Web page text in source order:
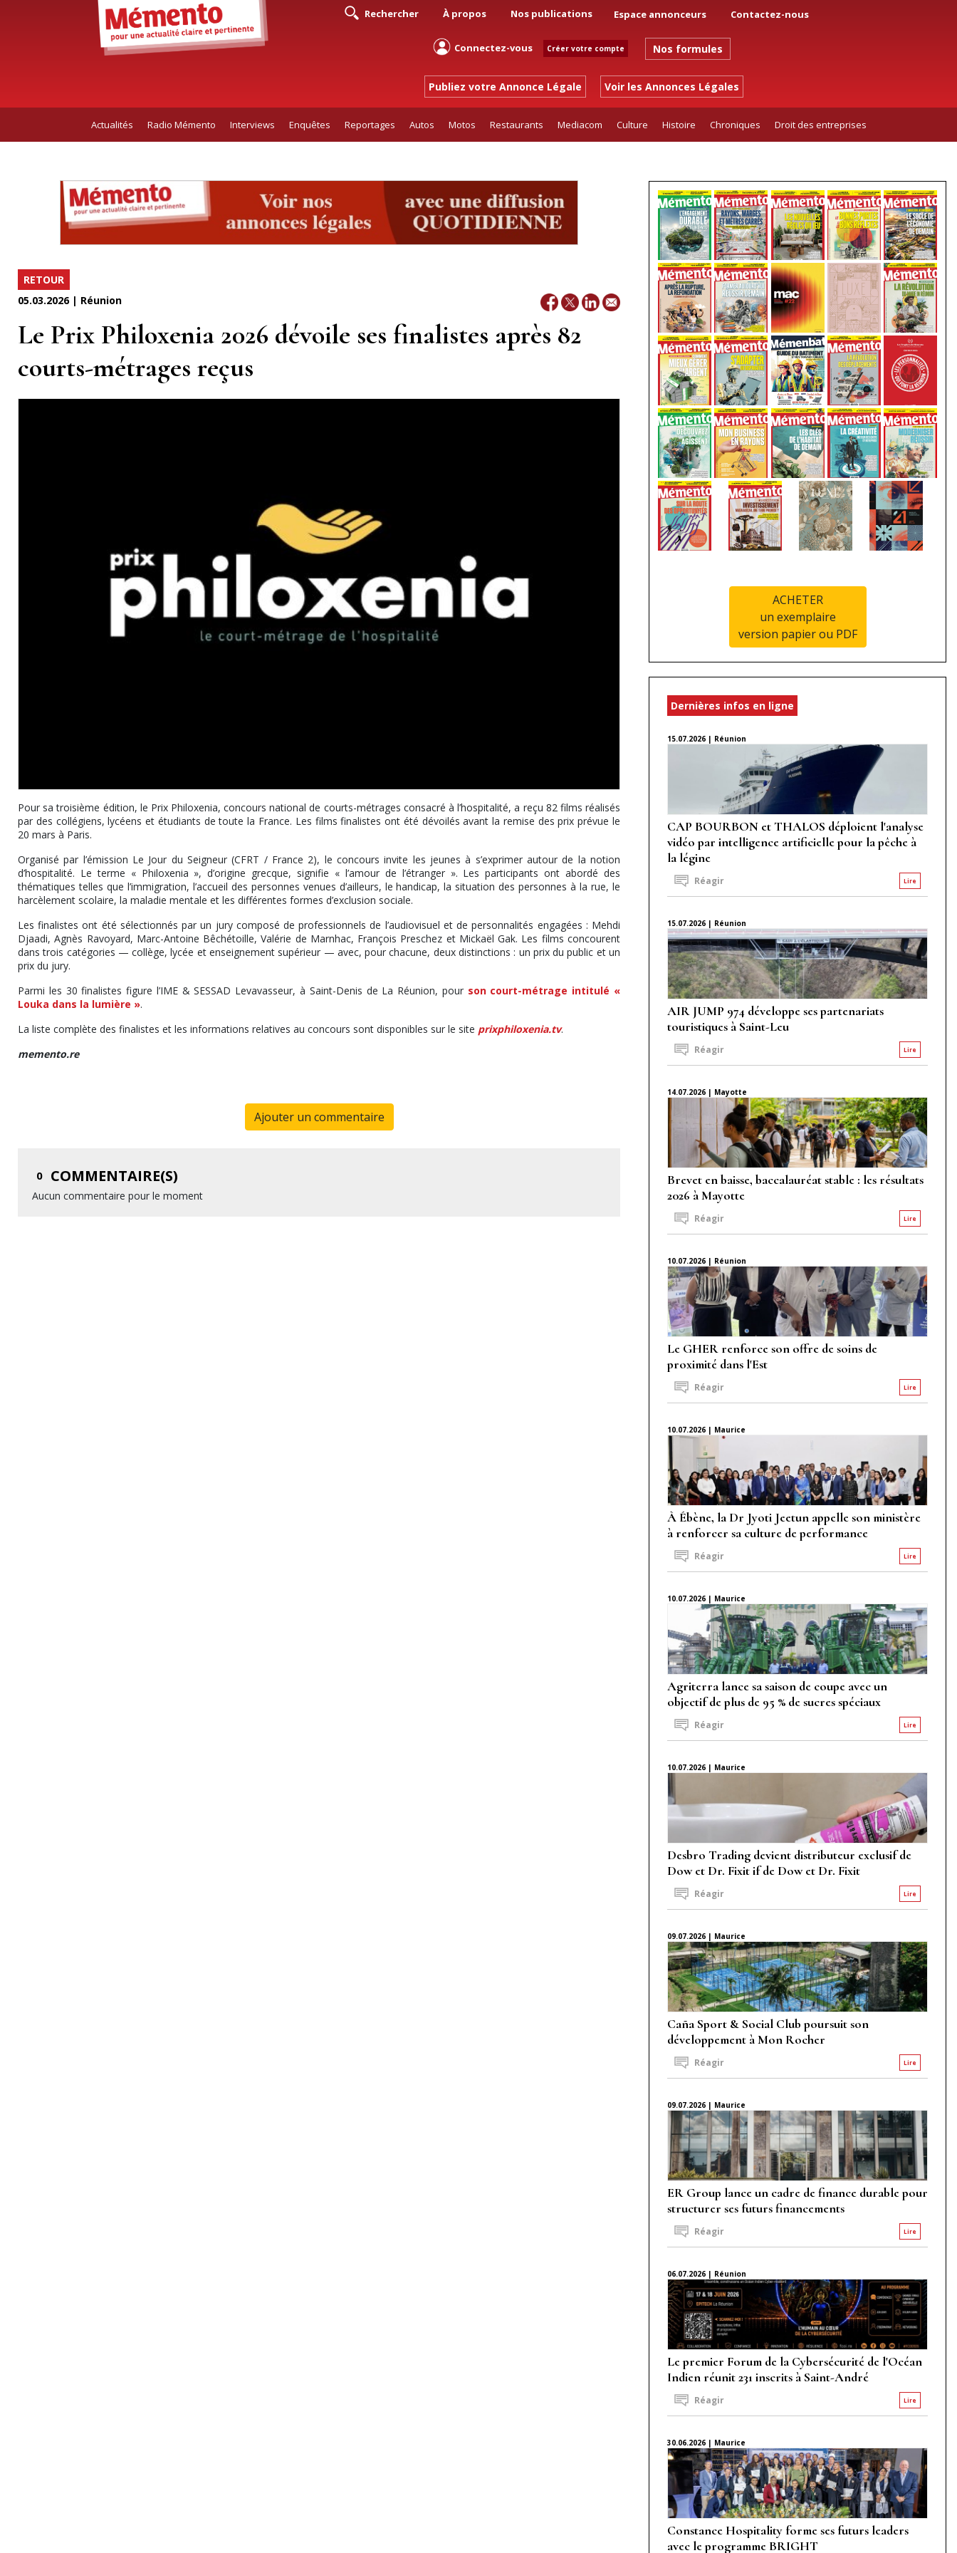
Rechercher À propos Nos publications Espace annonceurs Contactez-nous
Connectez-vous Créer votre compte Nos formules
Publiez votre Annonce Légale Voir les Annonces Légales
Actualités Radio Mémento Interviews Enquêtes Reportages Autos Motos Restaurants Mediacom Culture Histoire Chroniques Droit des entreprises
RETOUR
05.03.2026 | Réunion
Le Prix Philoxenia 2026 dévoile ses finalistes après 82
courts-métrages reçus
Pour sa troisième édition, le Prix Philoxenia, concours national de courts-métrages consacré à l’hospitalité, a reçu 82 films réalisés
par des collégiens, lycéens et étudiants de toute la France. Les films finalistes ont été dévoilés avant la remise des prix prévue le
20 mars à Paris.
Organisé par l’émission Le Jour du Seigneur (CFRT / France 2), le concours invite les jeunes à s’exprimer autour de la notion
d’hospitalité. Le terme « Philoxenia », d’origine grecque, signifie « l’amour de l’étranger ». Les participants ont abordé des
thématiques telles que l’immigration, l’accueil des personnes venues d’ailleurs, le handicap, la situation des personnes à la rue, le
harcèlement scolaire, la maladie mentale et les différentes formes d’exclusion sociale.
Les finalistes ont été sélectionnés par un jury composé de professionnels de l’audiovisuel et de personnalités engagées : Mehdi
Djaadi, Agnès Ravoyard, Marc-Antoine Bêchétoille, Valérie de Marnhac, François Preschez et Mickaël Gak. Les films concourent
dans trois catégories — collège, lycée et enseignement supérieur — avec, pour chacune, deux distinctions : un prix du public et un
prix du jury.
Parmi les 30 finalistes figure l’IME & SESSAD Levavasseur, à Saint-Denis de La Réunion, pour son court-métrage intitulé «
Louka dans la lumière ».
La liste complète des finalistes et les informations relatives au concours sont disponibles sur le site prixphiloxenia.tv.
memento.re
Ajouter un commentaire
0 COMMENTAIRE(S)
Aucun commentaire pour le moment
ACHETER
un exemplaire
version papier ou PDF
Dernières infos en ligne
15.07.2026 | Réunion
CAP BOURBON et THALOS déploient l'analyse
vidéo par intelligence artificielle pour la pêche à
la légine
Lire
Réagir
15.07.2026 | Réunion
AIR JUMP 974 développe ses partenariats
touristiques à Saint-Leu
Lire
Réagir
14.07.2026 | Mayotte
Brevet en baisse, baccalauréat stable : les résultats
2026 à Mayotte
Lire
Réagir
10.07.2026 | Réunion
Le GHER renforce son offre de soins de
proximité dans l'Est
Lire
Réagir
10.07.2026 | Maurice
À Ébène, la Dr Jyoti Jeetun appelle son ministère
à renforcer sa culture de performance
Lire
Réagir
10.07.2026 | Maurice
Agriterra lance sa saison de coupe avec un
objectif de plus de 95 % de sucres spéciaux
Lire
Réagir
10.07.2026 | Maurice
Desbro Trading devient distributeur exclusif de
Dow et Dr. Fixit if de Dow et Dr. Fixit
Lire
Réagir
09.07.2026 | Maurice
Caña Sport & Social Club poursuit son
développement à Mon Rocher
Lire
Réagir
09.07.2026 | Maurice
ER Group lance un cadre de finance durable pour
structurer ses futurs financements
Lire
Réagir
06.07.2026 | Réunion
Le premier Forum de la Cybersécurité de l'Océan
Indien réunit 231 inscrits à Saint-André
Lire
Réagir
30.06.2026 | Maurice
Constance Hospitality forme ses futurs leaders
avec le programme BRIGHT